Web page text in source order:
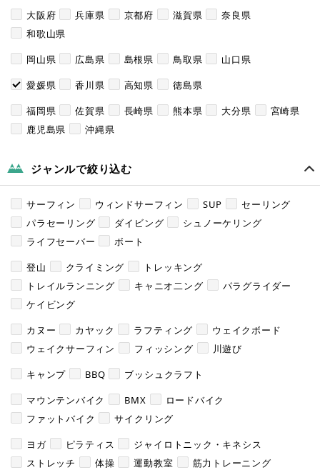
大阪府
兵庫県 京都府 滋賀県
奈良県
和歌山県
岡山県
広島県 島根県 鳥取県
山口県
愛媛県
香川県 高知県
徳島県
福岡県
佐賀県 長崎県 熊本県 大分県
宮崎県
鹿児島県
沖縄県
ジャンルで絞り込む
サーフィン ウィンドサーフィン SUP
セーリング
パラセーリング
ダイビング
シュノーケリング
ライフセーバー
ボート
登山
クライミング
トレッキング
トレイルランニング
キャニオ二ング
パラグライダー
ケイビング
カヌー
カヤック ラフティング
ウェイクボード
ウェイクサーフィン
フィッシング
川遊び
キャンプ
BBQ
ブッシュクラフト
マウンテンバイク
BMX
ロードバイク
ファットバイク
サイクリング
ヨガ
ピラティス
ジャイロトニック・キネシス
ストレッチ
体操 運動教室
筋力トレーニング